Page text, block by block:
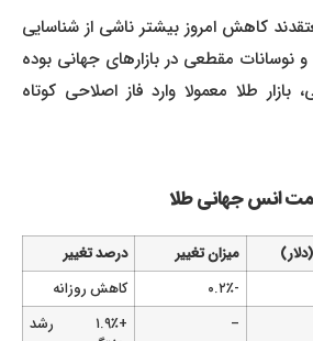
کاهش امروز بیشتر ناشی از شناسایی
مقطعی در بازارهای جهانی بوده
طلا معمولا وارد فاز اصلاحی کوتاه
انس جهانی طلا
میزان تغییر
درصد تغییر
کاهش روزانه
+۱.۹٪ رشد